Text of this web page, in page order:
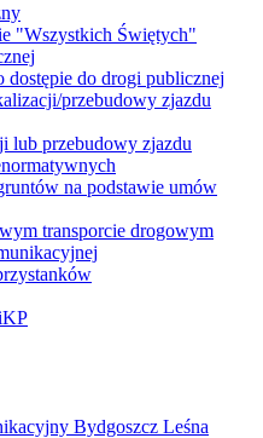
"Wszystkich Świętych"
dostępie do drogi publicznej
przebudowy zjazdu
lub przebudowy zjazdu
na podstawie umów
transporcie drogowym
Bydgoszcz Leśna